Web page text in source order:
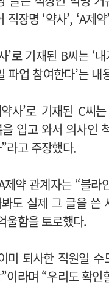
직장명 ‘약사’, ‘A제
’로 기재된 B씨는 ‘
파업 참여한다’는
사’로 기재된 C씨
입고 와서 의사인
라고 주장했다.
제약 관계자는 “블라
도 실제 그 글을 쓴
울함을 토로했다.
미 퇴사한 직원일
이라며 “우리도 확